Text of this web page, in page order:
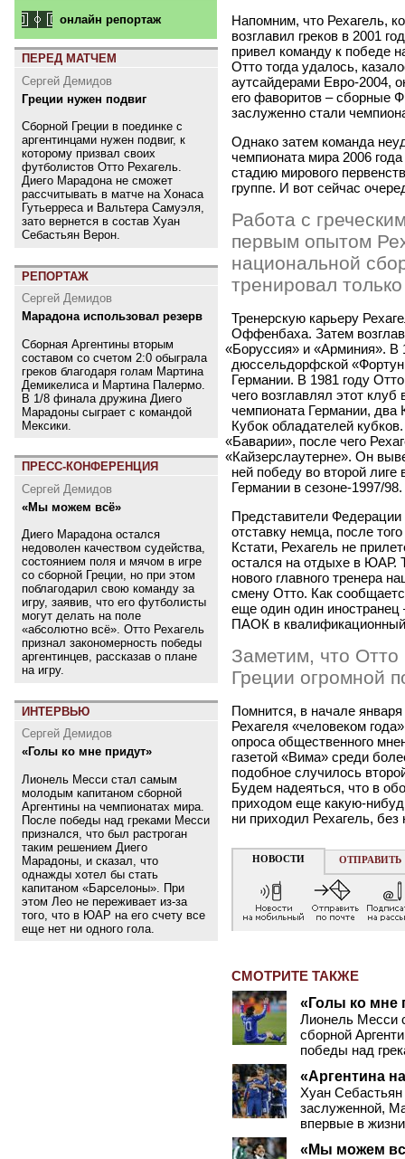
Напомним, что Рехагель,
возглавил греков в 2001
привел команду к победе
Отто тогда удалось,
аутсайдерами Евро-2004,
его фаворитов – сборные
заслуженно стали
Однако затем команда
чемпионата мира 2006
стадию мирового
группе. И вот сейчас
Работа с
первым опытом
национальной
тренировал
Тренерскую карьеру
Оффенбаха. Затем
«Боруссия» и «Арминия». В
дюссельдорфской «
Германии. В 1981 году
чего возглавлял этот
чемпионата Германии,
Кубок обладателей
«Баварии», после чего
«Кайзерслаутерне». Он
ней победу во второй
Германии в сезоне-1997/98.
Представители
отставку немца, после
Кстати, Рехагель не
остался на отдыхе в ЮАР.
нового главного тренера
смену Отто. Как
еще один один
ПАОК в квалификационный
Заметим, что Отто
Греции огромной
Помнится, в начале
Рехагеля «человеком
опроса общественного
газетой «Вима» среди
подобное случилось
Будем надеяться, что в
приходом еще какую-
ни приходил Рехагель, без
НОВОСТИ ОТПРАВИТЬ
СМОТРИТЕ ТАКЖЕ
«Голы ко мне
Лионель Месси
сборной
победы над
«Аргентина
Хуан Себастьян
заслуженной,
впервые в
«Мы можем
онлайн репортаж
ПЕРЕД МАТЧЕМ
Сергей Демидов
Греции нужен подвиг
Сборной Греции в поединке с
аргентинцами нужен подвиг, к
которому призвал своих
футболистов Отто Рехагель.
Диего Марадона не сможет
рассчитывать в матче на Хонаса
Гутьерреса и Вальтера Самуэля,
зато вернется в состав Хуан
Себастьян Верон.
РЕПОРТАЖ
Сергей Демидов
Марадона использовал резерв
Сборная Аргентины вторым
составом со счетом 2:0 обыграла
греков благодаря голам Мартина
Демикелиса и Мартина Палермо.
В 1/8 финала дружина Диего
Марадоны сыграет с командой
Мексики.
ПРЕСС-КОНФЕРЕНЦИЯ
Сергей Демидов
«Мы можем всё»
Диего Марадона остался
недоволен качеством судейства,
состоянием поля и мячом в игре
со сборной Греции, но при этом
поблагодарил свою команду за
игру, заявив, что его футболисты
могут делать на поле
«абсолютно всё». Отто Рехагель
признал закономерность победы
аргентинцев, рассказав о плане
на игру.
ИНТЕРВЬЮ
Сергей Демидов
«Голы ко мне придут»
Лионель Месси стал самым
молодым капитаном сборной
Аргентины на чемпионатах мира.
После победы над греками Месси
признался, что был растроган
таким решением Диего
Марадоны, и сказал, что
однажды хотел бы стать
капитаном «Барселоны». При
этом Лео не переживает из-за
того, что в ЮАР на его счету все
еще нет ни одного гола.